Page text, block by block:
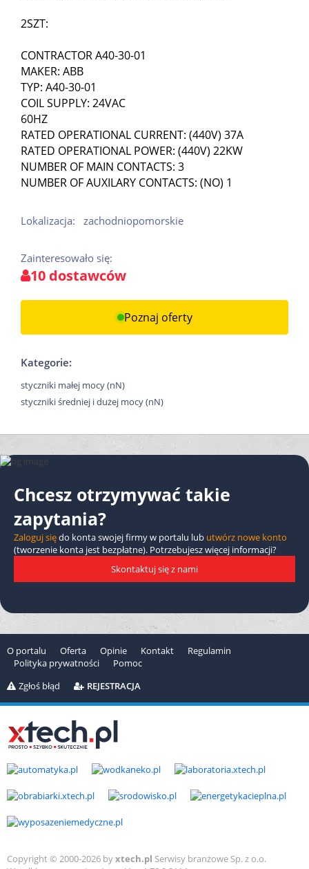
2SZT:
CONTRACTOR A40-30-01
MAKER: ABB
TYP: A40-30-01
COIL SUPPLY: 24VAC
60HZ
RATED OPERATIONAL CURRENT: (440V) 37A
RATED OPERATIONAL POWER: (440V) 22KW
NUMBER OF MAIN CONTACTS: 3
NUMBER OF AUXILARY CONTACTS: (NO) 1
Lokalizacja: zachodniopomorskie
Zainteresowało się:
10 dostawców
Poznaj oferty
Kategorie:
styczniki małej mocy (nN)
styczniki średniej i dużej mocy (nN)
Chcesz otrzymywać takie
zapytania?
Zaloguj siędo konta swojej firmy w portalu lub utwórz nowe konto
(tworzenie konta jest bezpłatne). Potrzebujesz więcej informacji?
Skontaktuj się z nami
O portalu Oferta Opinie Kontakt
Regulamin
Polityka prywatności
Pomoc
Zgłoś błąd
REJESTRACJA
Copyright © 2000-2026 byxtech.pl Serwisy branżowe Sp. z o.o.